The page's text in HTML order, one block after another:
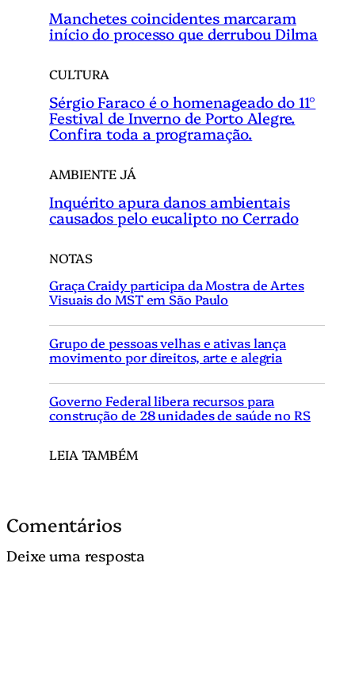
Manchetes coincidentes marcaram
início do processo que derrubou Dilma
CULTURA
Sérgio Faraco é o homenageado do 11°
Festival de Inverno de Porto Alegre.
Confira toda a programação.
AMBIENTE JÁ
Inquérito apura danos ambientais
causados pelo eucalipto no Cerrado
NOTAS
Graça Craidy participa da Mostra de Artes
Visuais do MST em São Paulo
Grupo de pessoas velhas e ativas lança
movimento por direitos, arte e alegria
Governo Federal libera recursos para
construção de 28 unidades de saúde no RS
LEIA TAMBÉM
Comentários
Deixe uma resposta